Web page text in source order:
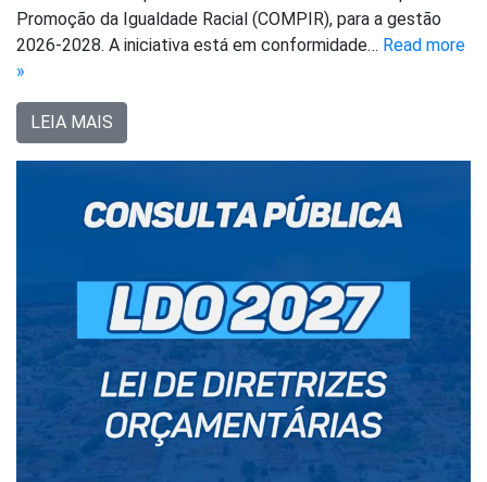
Promoção da Igualdade Racial (COMPIR), para a gestão
2026-2028. A iniciativa está em conformidade… Read more
»
LEIA MAIS